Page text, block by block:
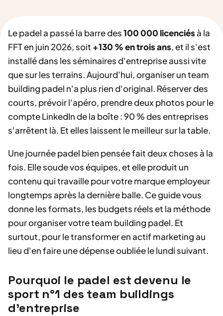
Le padel a passé la barre des100 000 licenciésà la
FFT en juin 2026, soit +130 % en trois ans, et il s'est
installé dans les séminaires d'entreprise aussi vite
que sur les terrains. Aujourd'hui, organiser un team
building padel n'a plus rien d'original. Réserver des
courts, prévoir l'apéro, prendre deux photos pour le
compte LinkedIn de la boîte : 90 % des entreprises
s'arrêtent là. Et elles laissent le meilleur sur la table.
Une journée padel bien pensée fait deux choses à la
fois. Elle soude vos équipes, et elle produit un
contenu qui travaille pour votre marque employeur
longtemps après la dernière balle. Ce guide vous
donne les formats, les budgets réels et la méthode
pour organiser votre team building padel. Et
surtout, pour le transformer en actif marketing au
lieu d'en faire une dépense oubliée le lundi suivant.
Pourquoi le padel est devenu le
sport n°1 des team buildings
d'entreprise